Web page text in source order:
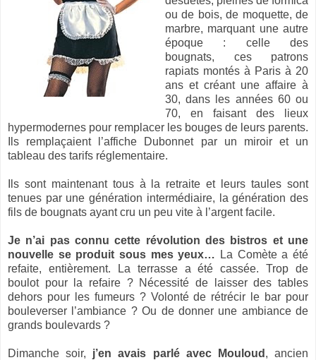
ou de bois, de moquette, de
marbre, marquant une autre
époque : celle des
bougnats, ces patrons
rapiats montés à Paris à 20
ans et créant une affaire à
30, dans les années 60 ou
70, en faisant des lieux
hypermodernes pour remplacer les bouges de leurs parents.
Ils remplaçaient l’affiche Dubonnet par un miroir et un
tableau des tarifs réglementaire.
Ils sont maintenant tous à la retraite et leurs taules sont
tenues par une génération intermédiaire, la génération des
fils de bougnats ayant cru un peu vite à l’argent facile.
Je n’ai pas connu cette révolution des bistros et une
nouvelle se produit sous mes yeux… La Comète a été
refaite, entièrement. La terrasse a été cassée. Trop de
boulot pour la refaire ? Nécessité de laisser des tables
dehors pour les fumeurs ? Volonté de rétrécir le bar pour
bouleverser l’ambiance ? Ou de donner une ambiance de
grands boulevards ?
Dimanche soir, j’en avais parlé avec Mouloud , ancien